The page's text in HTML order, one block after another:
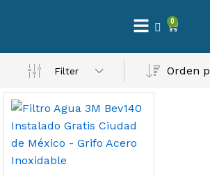
0
Filter
– Máxima Calidad En Filtración
3,900.00
al carrito